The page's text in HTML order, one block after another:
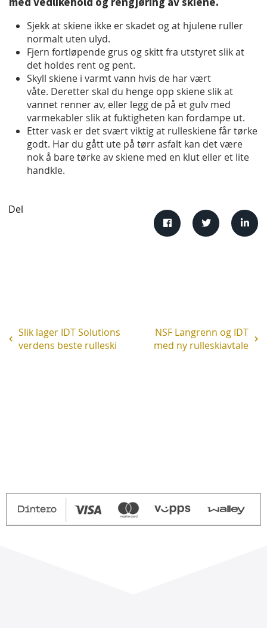
Sjekk at skiene ikke er skadet og at hjulene ruller
normalt uten ulyd.
Fjern fortløpende grus og skitt fra utstyret slik at
det holdes rent og pent.
Skyll skiene i varmt vann hvis de har vært
våte. Deretter skal du henge opp skiene slik at
vannet renner av, eller legg de på et gulv med
varmekabler slik at fuktigheten kan fordampe ut.
Etter vask er det svært viktig at rulleskiene får tørke
godt. Har du gått ute på tørr asfalt kan det være
nok å bare tørke av skiene med en klut eller et lite
handkle.
Del
Slik lager IDT Solutions
verdens beste rulleski
NSF Langrenn og IDT
med ny rulleskiavtale